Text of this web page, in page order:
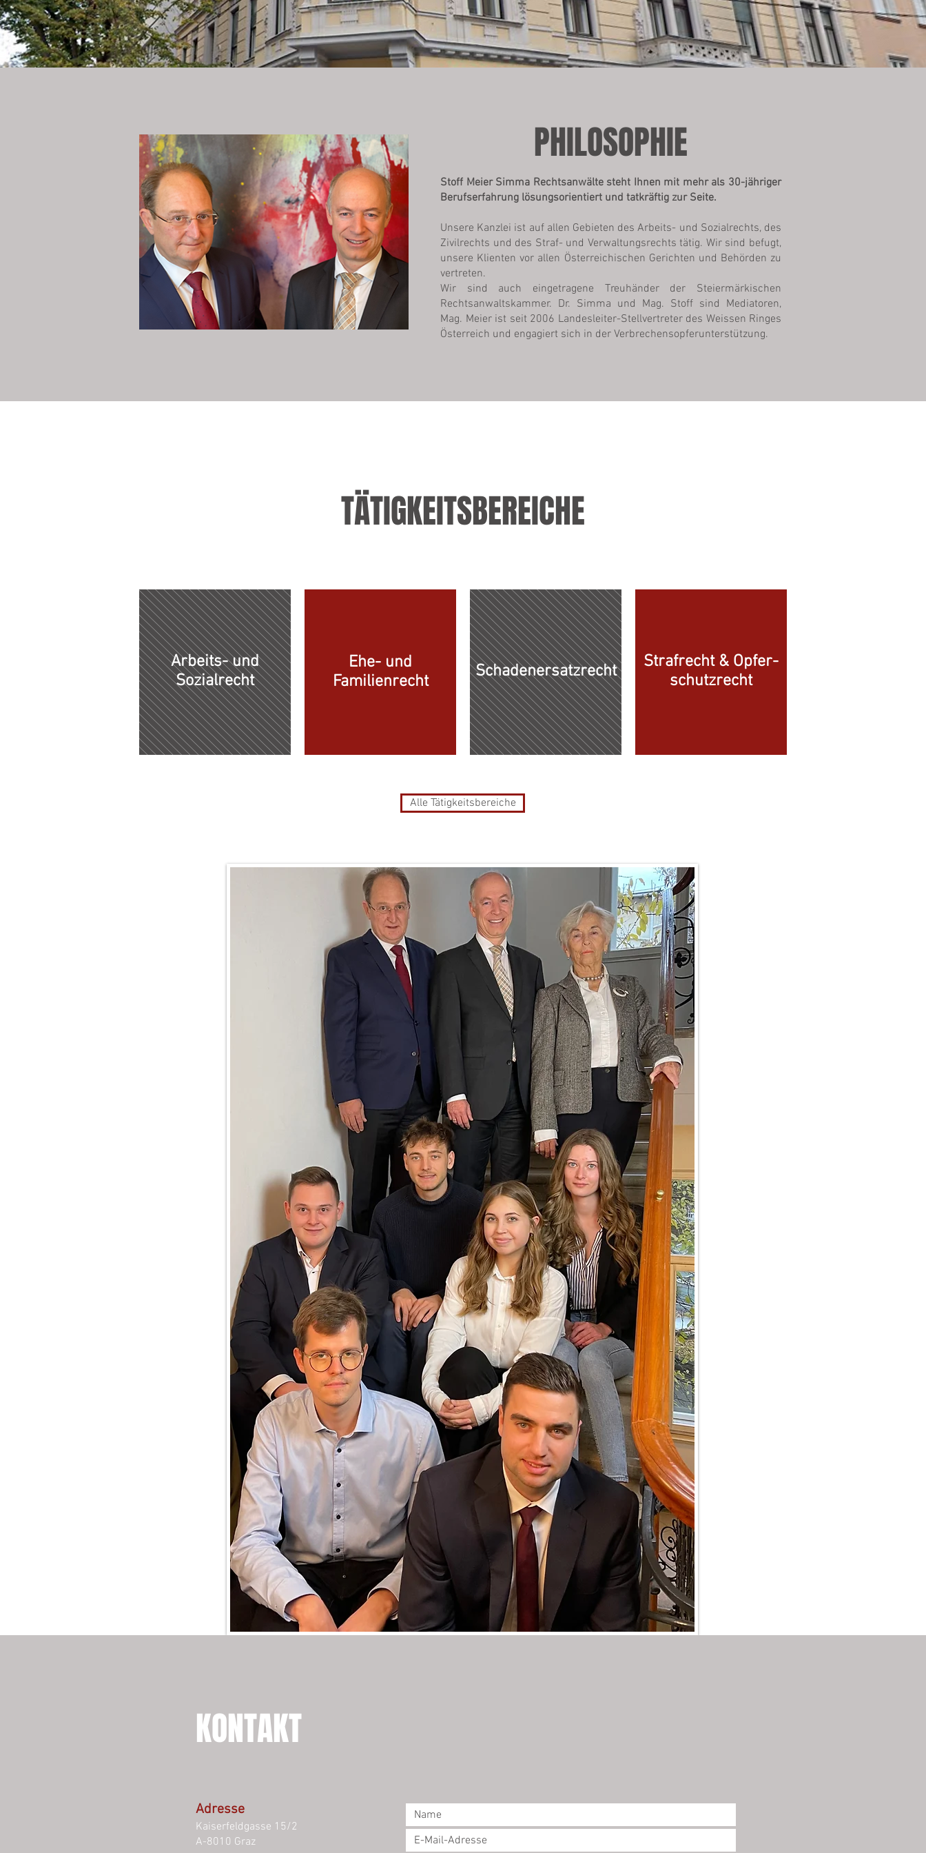
PHILOSOPHIE
Stoff Meier Simma Rechtsanwälte steht Ihnen mit mehr als 30-jähriger
Berufserfahrung lösungsorientiert und tatkräftig zur Seite.
Unsere Kanzlei ist auf allen Gebieten des Arbeits- und Sozialrechts, des
Zivilrechts und des Straf- und Verwaltungsrechts tätig. Wir sind befugt,
unsere Klienten vor allen Österreichischen Gerichten und Behörden zu
vertreten.
Wir sind auch eingetragene Treuhänder der Steiermärkischen
Rechtsanwaltskammer. Dr. Simma und Mag. Stoff sind Mediatoren,
Mag. Meier ist seit 2006 Landesleiter-Stellvertreter des Weissen Ringes
Österreich und engagiert sich in der Verbrechensopferunterstützung.
TÄTIGKEITSBEREICHE
Arbeits- und
Sozialrecht
Schadenersatzrecht
Ehe- und
Familienrecht
Strafrecht & Opfer-
schutzrecht
Alle Tätigkeitsbereiche
KONTAKT
Adresse
Kaiserfeldgasse 15/2
A-8010 Graz